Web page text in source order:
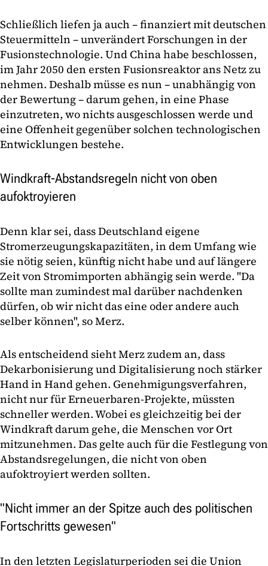
Schließlich liefen ja auch – finanziert mit deutschen
Steuermitteln – unverändert Forschungen in der
Fusionstechnologie. Und China habe beschlossen,
im Jahr 2050 den ersten Fusionsreaktor ans Netz zu
nehmen. Deshalb müsse es nun – unabhängig von
der Bewertung – darum gehen, in eine Phase
einzutreten, wo nichts ausgeschlossen werde und
eine Offenheit gegenüber solchen technologischen
Entwicklungen bestehe.
Windkraft-Abstandsregeln nicht von oben
aufoktroyieren
Denn klar sei, dass Deutschland eigene
Stromerzeugungskapazitäten, in dem Umfang wie
sie nötig seien, künftig nicht habe und auf längere
Zeit von Stromimporten abhängig sein werde. "Da
sollte man zumindest mal darüber nachdenken
dürfen, ob wir nicht das eine oder andere auch
selber können", so Merz.
Als entscheidend sieht Merz zudem an, dass
Dekarbonisierung und Digitalisierung noch stärker
Hand in Hand gehen. Genehmigungsverfahren,
nicht nur für Erneuerbaren-Projekte, müssten
schneller werden. Wobei es gleichzeitig bei der
Windkraft darum gehe, die Menschen vor Ort
mitzunehmen. Das gelte auch für die Festlegung von
Abstandsregelungen, die nicht von oben
aufoktroyiert werden sollten.
"Nicht immer an der Spitze auch des politischen
Fortschritts gewesen"
In den letzten Legislaturperioden sei die Union